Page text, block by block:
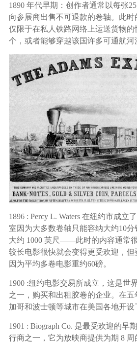
政府机构
广告媒体
金融行业
基因行业
汽车行业
生产制造业
IT互联网行业
1890 年代早期：创作者通常以每张
向参展商出售不可退款的卷轴。此
仅限于在私人铁路网络上运送货物
个，或者能够穿越该国许多可通航河
1896 : Percy L. Waters 在纽约市成立
室因为大多数卷轴只能容纳大约10
大约 1000 英尺——此时的内容通常
较长电影很快就会变得更受欢迎，但
因为平均多卷电影重约60磅。
1900 :纽约电影交易所成立，这是世
之一，购买和出租胶卷的企业。在
加哥和波士顿等城市在美国各地开设
1901 : Biograph Co. 是最受欢迎的早
行商之一，它为放映商提供为期 8 周